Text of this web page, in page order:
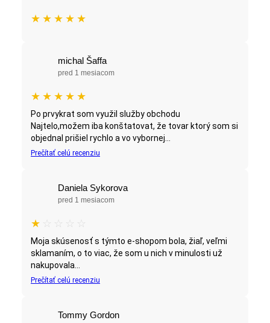
★ ★ ★ ★ ★
michal Šaffa
pred 1 mesiacom
★ ★ ★ ★ ★
Po prvykrat som využil služby obchodu
Najtelo,možem iba konštatovat, že tovar ktorý som si
objednal prišiel rychlo a vo vybornej...
Prečítať celú recenziu
Daniela Sykorova
pred 1 mesiacom
★ ☆ ☆ ☆ ☆
Moja skúsenosť s týmto e-shopom bola, žiaľ, veľmi
sklamaním, o to viac, že som u nich v minulosti už
nakupovala...
Prečítať celú recenziu
Tommy Gordon